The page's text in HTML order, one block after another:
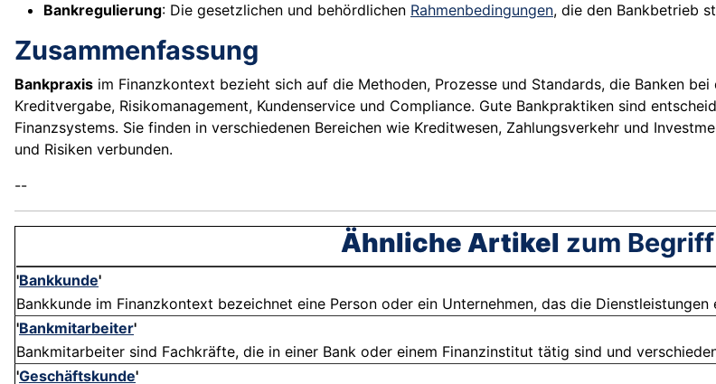
Bankregulierung: Die gesetzlichen und behördlichen Rahmenbedingungen, die den Bankbetrieb
Zusammenfassung
Bankpraxis im Finanzkontext bezieht sich auf die Methoden, Prozesse und Standards, die Banken
Kreditvergabe, Risikomanagement, Kundenservice und Compliance. Gute Bankpraktiken sind
Finanzsystems. Sie finden in verschiedenen Bereichen wie Kreditwesen, Zahlungsverkehr und
und Risiken verbunden.
--
Ähnliche Artikel zum
'Bankkunde'
Bankkunde im Finanzkontext bezeichnet eine Person oder ein Unternehmen, das die Dienstleistungen
'Bankmitarbeiter'
Bankmitarbeiter sind Fachkräfte, die in einer Bank oder einem Finanzinstitut tätig sind und
'Geschäftskunde'